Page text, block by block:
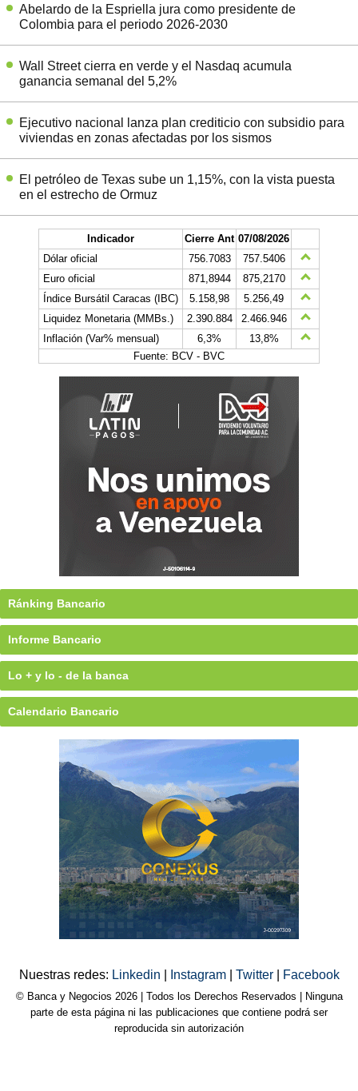
Abelardo de la Espriella jura como presidente de
Colombia para el periodo 2026-2030
Wall Street cierra en verde y el Nasdaq acumula
ganancia semanal del 5,2%
Ejecutivo nacional lanza plan crediticio con subsidio para
viviendas en zonas afectadas por los sismos
El petróleo de Texas sube un 1,15%, con la vista puesta
en el estrecho de Ormuz
Indicador Cierre Ant 07/08/2026
Dólar oficial
756.7083
757.5406
Euro oficial
871,8944
875,2170
Índice Bursátil Caracas (IBC)
5.158,98
5.256,49
Liquidez Monetaria (MMBs.)
2.390.884
2.466.946
Inflación (Var% mensual)
6,3%
13,8%
Fuente: BCV - BVC
Ránking Bancario
Informe Bancario
Lo + y lo - de la banca
Calendario Bancario
Nuestras redes: Linkedin Instagram Twitter Facebook
© Banca y Negocios 2026 | Todos los Derechos Reservados | Ninguna
parte de esta página ni las publicaciones que contiene podrá ser
reproducida sin autorización